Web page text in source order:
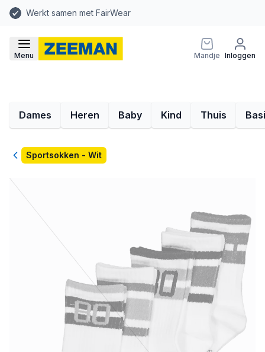
Werkt samen met FairWear
Menu Mandje Inloggen
Dames Heren Baby Kind Thuis
TerugSportsokken - Wit